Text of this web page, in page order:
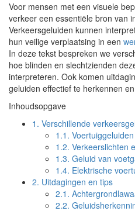
Social
media
Voor mensen met een visuele
verkeer een essentiële bron van
Verkeersgeluiden kunnen
hun veilige verplaatsing in een
In deze tekst bespreken we
hoe blinden en slechtzienden
interpreteren. Ook komen
geluiden effectief te herkennen
Inhoudsopgave
1. Verschillende
1.1. Voertuiggeluiden
1.2. Verkeerslichten
1.3. Geluid van
1.4. Elektrische
2. Uitdagingen en tips
2.1.
2.2.